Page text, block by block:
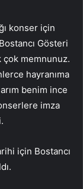
konser için
Gösteri
çok memnunuz.
hayranıma
benim ince
imza
için Bostancı